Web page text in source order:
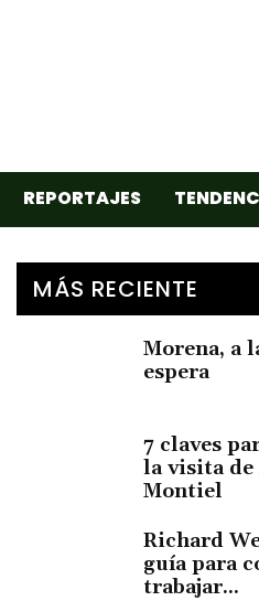
REPORTAJES
MÁS RECIENTE
Morena, a
espera
7 claves
la visita de
Montiel
Richard
guía para
trabajar...